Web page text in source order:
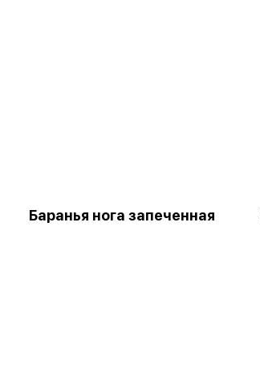
Баранья нога запеченная